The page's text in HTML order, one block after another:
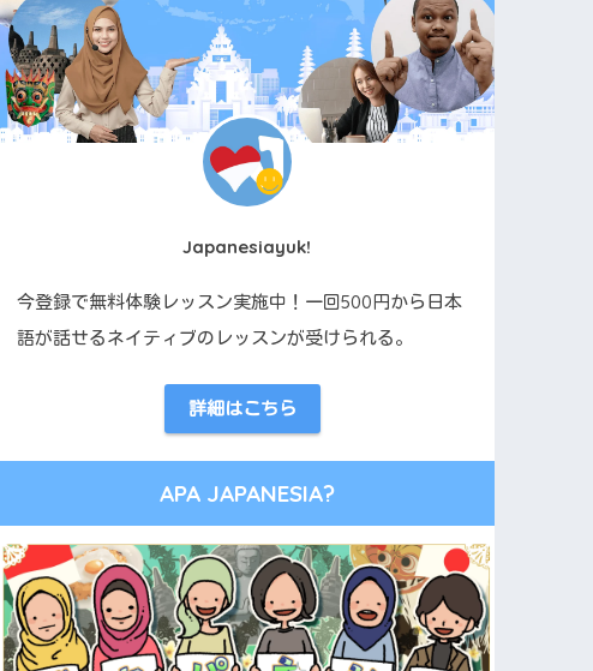
Japanesiayuk!
今登録で無料体験レッスン実施中！一回500円から日本
語が話せるネイティブのレッスンが受けられる。
詳細はこちら
APA JAPANESIA?